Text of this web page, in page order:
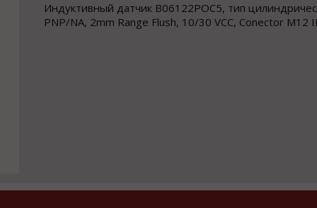
Индуктивный датчик B06122POC5, тип
PNP/NA, 2mm Range Flush, 10/30 VCC, Conector M12